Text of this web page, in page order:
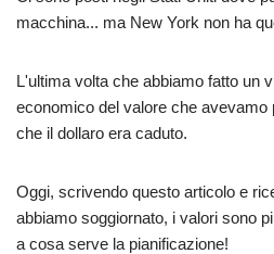
macchina... ma New York non ha
L'ultima volta che abbiamo fatto un
economico del valore che avevamo
che il dollaro era caduto.
Oggi, scrivendo questo articolo e
abbiamo soggiornato, i valori sono
a cosa serve la pianificazione!